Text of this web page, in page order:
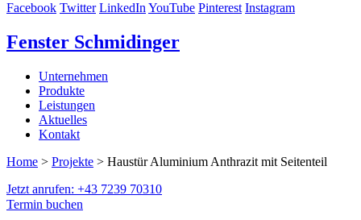
Facebook Twitter LinkedInYouTube Pinterest Instagram
Fenster Schmidinger
Unternehmen
Produkte
Leistungen
Aktuelles
Kontakt
Home > Projekte > Haustür Aluminium Anthrazit mit Seitenteil
Jetzt anrufen: +43 7239 70310
Termin buchen